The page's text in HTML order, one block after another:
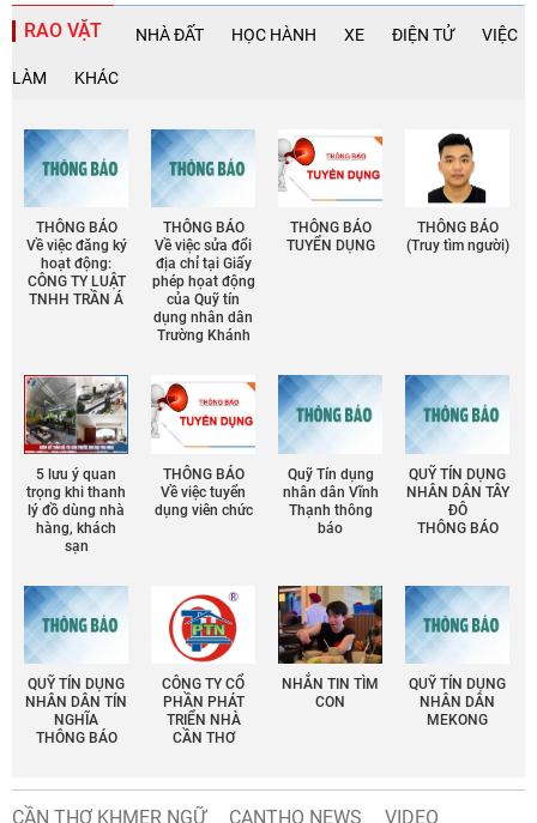
RAO VẶT NHÀ ĐẤT HỌC HÀNH XE ĐIỆN TỬ VIỆC
LÀM KHÁC
THÔNG BÁO
Về việc đăng ký
hoạt động:
CÔNG TY LUẬT
TNHH TRẦN Á
THÔNG BÁO
Về việc sửa đổi
địa chỉ tại Giấy
phép họat động
của Quỹ tín
dụng nhân dân
Trường Khánh
THÔNG BÁO
TUYỂN DỤNG
THÔNG BÁO
(Truy tìm người)
5 lưu ý quan
trọng khi thanh
lý đồ dùng nhà
hàng, khách
sạn
THÔNG BÁO
Về việc tuyển
dụng viên chức
Quỹ Tín dụng
nhân dân Vĩnh
Thạnh thông
báo
QUỸ TÍN DỤNG
NHÂN DÂN TÂY
ĐÔ
THÔNG BÁO
QUỸ TÍN DỤNG
NHÂN DÂN TÍN
NGHĨA
THÔNG BÁO
CÔNG TY CỔ
PHẦN PHÁT
TRIỂN NHÀ
CẦN THƠ
NHẮN TIN TÌM
CON
QUỸ TÍN DỤNG
NHÂN DÂN
MEKONG
CẦN THƠ KHMER NGỮ CANTHO NEWS
VIDEO